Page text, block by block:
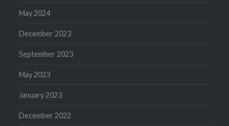
May 2024
December 2023
September 2023
May 2023
January 2023
December 2022